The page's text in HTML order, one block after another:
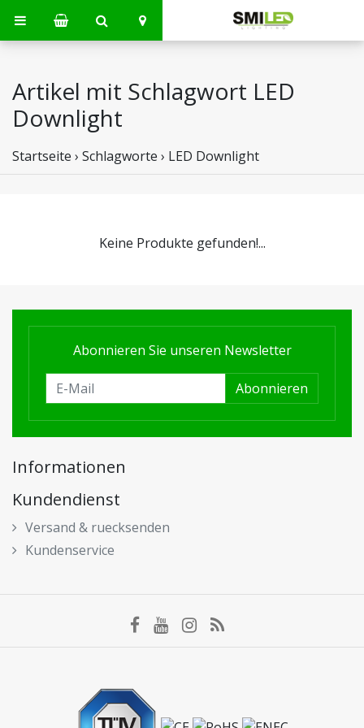
Artikel mit Schlagwort LED
Downlight
Startseite › Schlagworte › LED Downlight
Keine Produkte gefunden!...
Abonnieren Sie unseren Newsletter
Abonnieren
Informationen
Kundendienst
Versand & ruecksenden
Kundenservice